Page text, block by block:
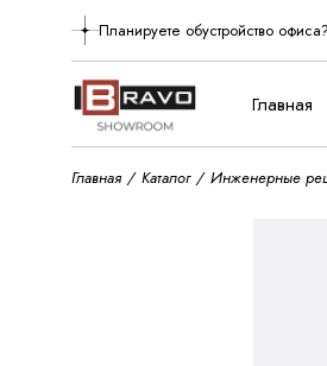
Планируете обустройство
Главная
Главная Каталог Инженерные